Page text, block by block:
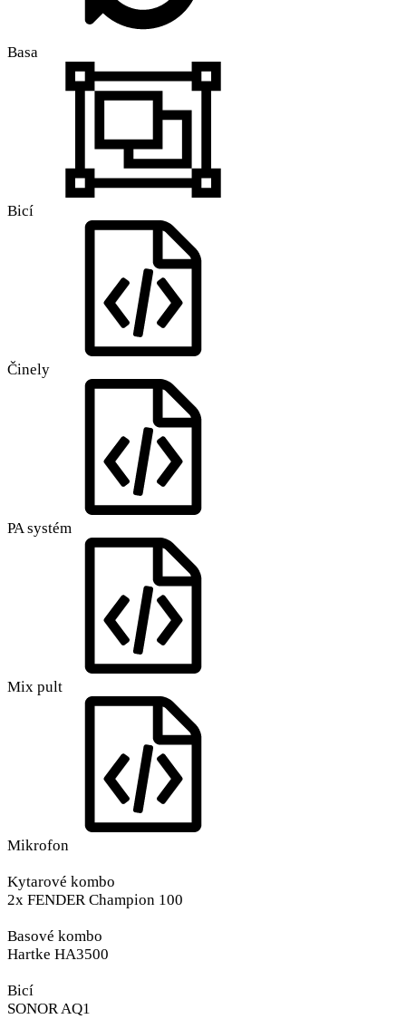
Basa
Bicí
Činely
PA systém
Mix pult
Mikrofon
Kytarové kombo
2x FENDER Champion 100
Basové kombo
Hartke HA3500
Bicí
SONOR AQ1